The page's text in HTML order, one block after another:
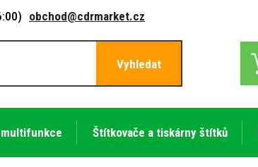
obchod@cdrmarket.cz
Vyhledat
Štítkovače a tiskárny štítků